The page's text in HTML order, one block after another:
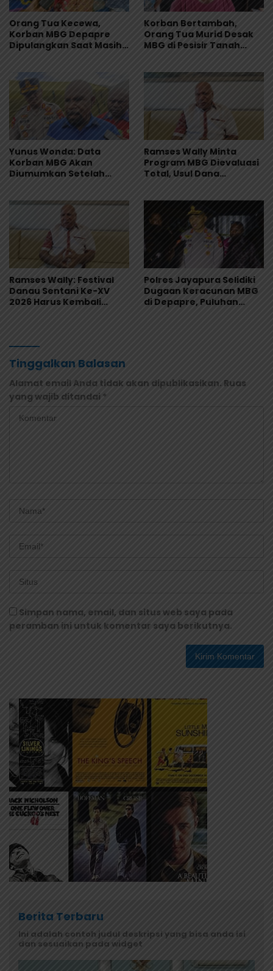
Orang Tua Kecewa,
Korban MBG Depapre
Dipulangkan Saat Masih
Korban Bertambah,
Orang Tua Murid Desak
MBG di Pesisir Tanah
Yunus Wonda: Data
Korban MBG Akan
Diumumkan Setelah
Ramses Wally Minta
Program MBG Dievaluasi
Total, Usul Dana
Ramses Wally: Festival
Danau Sentani Ke-XV
2026 Harus Kembali
Polres Jayapura Selidiki
Dugaan Keracunan MBG
di Depapre, Puluhan
Tinggalkan Balasan
Alamat email Anda tidak akan dipublikasikan. Ruas
yang wajib ditandai *
Simpan nama, email, dan situs web saya pada
peramban ini untuk komentar saya berikutnya.
Berita Terbaru
Ini adalah contoh judul deskripsi yang bisa anda isi
dan sesuaikan pada widget